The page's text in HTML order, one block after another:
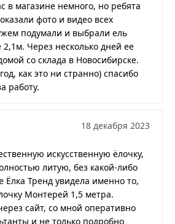
в магазине немного, но ребята
фото и видео всех
подумали и выбрали ель
Через несколько дней ее
со склада в Новосибирске.
как это ни странно) спасибо
работу.
18 декабря 2023
искусственную ёлочку,
литую, без какой-либо
Тренд увидела именно то,
Монтерей 1,5 метра.
сайт, со мной оперативно
и не только подробно